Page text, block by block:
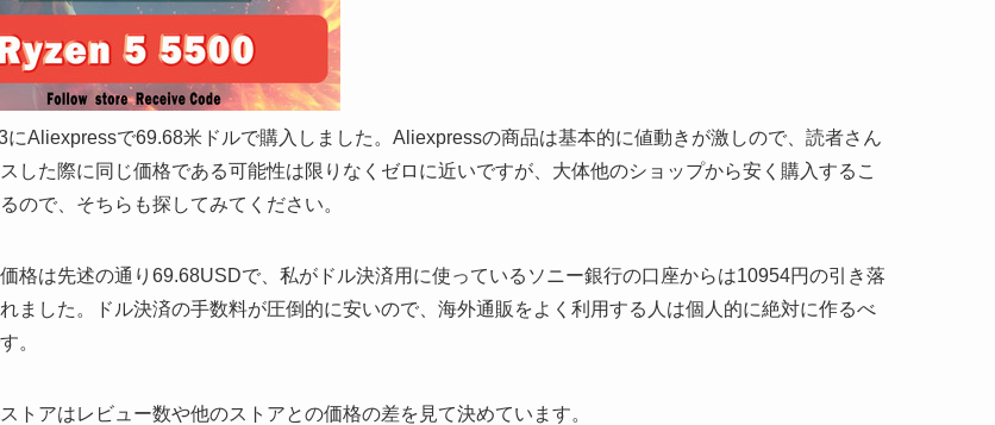
にAliexpressで69.68米ドルで購入しました。Aliexpressの商品は基本的に値動きが激しので、読者さん
した際に同じ価格である可能性は限りなくゼロに近いですが、大体他のショップから安く購入するこ
ので、そちらも探してみてください。
格は先述の通り69.68USDで、私がドル決済用に使っているソニー銀行の口座からは10954円の引き落
ました。ドル決済の手数料が圧倒的に安いので、海外通販をよく利用する人は個人的に絶対に作るべ
。
トアはレビュー数や他のストアとの価格の差を見て決めています。